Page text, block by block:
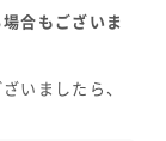
合もございま
いましたら、